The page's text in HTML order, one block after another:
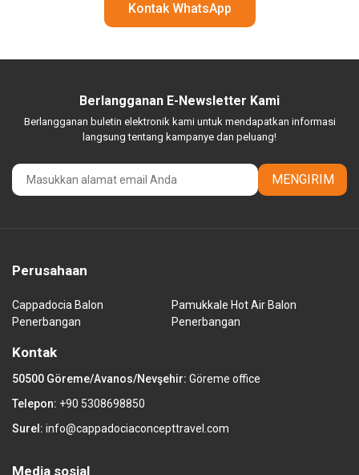
Kontak WhatsApp
Berlangganan E-Newsletter Kami
Berlangganan buletin elektronik kami untuk mendapatkan informasi
langsung tentang kampanye dan peluang!
MENGIRIM
Perusahaan
Cappadocia Balon
Penerbangan
Pamukkale Hot Air Balon
Penerbangan
Kontak
50500 Göreme/Avanos/Nevşehir: Göreme office
Telepon: +90 5308698850
Surel: info@cappadociaconcepttravel.com
Media sosial